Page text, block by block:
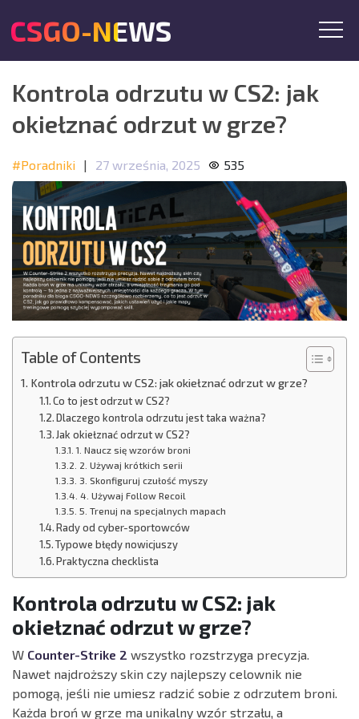
CSGO-NEWS
Kontrola odrzutu w CS2: jak
okiełznać odrzut w grze?
#Poradniki | 27 września, 2025 535
Table of Contents
Kontrola odrzutu w CS2: jak okiełznać odrzut w grze?
Co to jest odrzut w CS2?
Dlaczego kontrola odrzutu jest taka ważna?
Jak okiełznać odrzut w CS2?
1. Naucz się wzorów broni
2. Używaj krótkich serii
3. Skonfiguruj czułość myszy
4. Używaj Follow Recoil
5. Trenuj na specjalnych mapach
Rady od cyber-sportowców
Typowe błędy nowicjuszy
Praktyczna checklista
Kontrola odrzutu w CS2: jak
okiełznać odrzut w grze?
W Counter-Strike 2 wszystko rozstrzyga precyzja.
Nawet najdroższy skin czy najlepszy celownik nie
pomogą, jeśli nie umiesz radzić sobie z odrzutem broni.
Każda broń w grze ma unikalny wzór strzału, a